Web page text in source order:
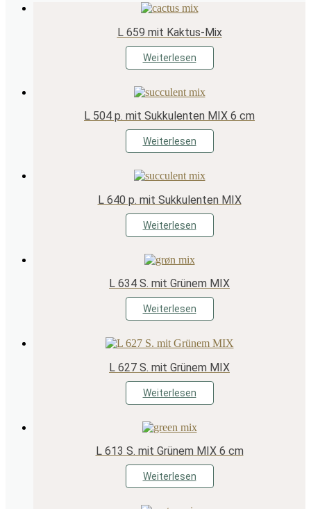
L 659 mit Kaktus-Mix
Weiterlesen
L 504 p. mit Sukkulenten MIX 6 cm
Weiterlesen
L 640 p. mit Sukkulenten MIX
Weiterlesen
L 634 S. mit Grünem MIX
Weiterlesen
L 627 S. mit Grünem MIX
Weiterlesen
L 613 S. mit Grünem MIX 6 cm
Weiterlesen